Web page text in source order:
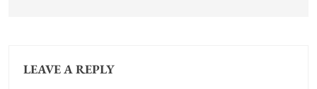
LEAVE A REPLY